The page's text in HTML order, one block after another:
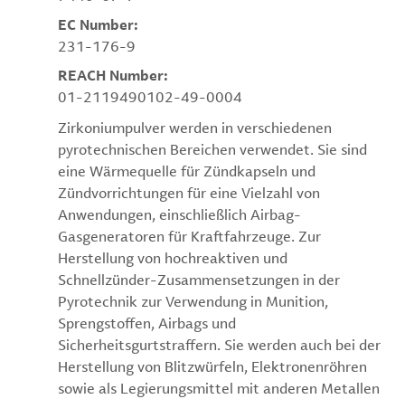
EC Number:
231-176-9
REACH Number:
01-2119490102-49-0004
Zirkoniumpulver werden in verschiedenen
pyrotechnischen Bereichen verwendet. Sie sind
eine Wärmequelle für Zündkapseln und
Zündvorrichtungen für eine Vielzahl von
Anwendungen, einschließlich Airbag-
Gasgeneratoren für Kraftfahrzeuge. Zur
Herstellung von hochreaktiven und
Schnellzünder-Zusammensetzungen in der
Pyrotechnik zur Verwendung in Munition,
Sprengstoffen, Airbags und
Sicherheitsgurtstraffern. Sie werden auch bei der
Herstellung von Blitzwürfeln, Elektronenröhren
sowie als Legierungsmittel mit anderen Metallen